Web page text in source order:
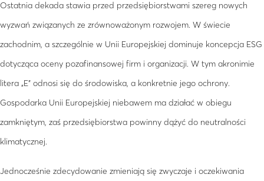
Ostatnia dekada stawia przed przedsiębiorstwami szereg nowych
wyzwań związanych ze zrównoważonym rozwojem. W świecie
zachodnim, a szczególnie w Unii Europejskiej dominuje koncepcja ESG
dotycząca oceny pozafinansowej firm i organizacji. W tym akronimie
litera „E” odnosi się do środowiska, a konkretnie jego ochrony.
Gospodarka Unii Europejskiej niebawem ma działać w obiegu
zamkniętym, zaś przedsiębiorstwa powinny dążyć do neutralności
klimatycznej.
Jednocześnie zdecydowanie zmieniają się zwyczaje i oczekiwania